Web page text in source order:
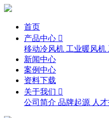
首页
产品中心 
移动冷风机 工业暖风机
新闻中心
案例中心
资料下载
关于我们 
公司简介 品牌起源 人